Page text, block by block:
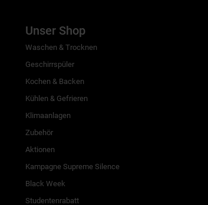
Unser Shop
Waschen & Trocknen
Geschirrspüler
Kochen & Backen
Kühlen & Gefrieren
Klimaanlagen
Zubehör
Aktionen
Kampagne Supreme Silence
Black Week
Studentenrabatt